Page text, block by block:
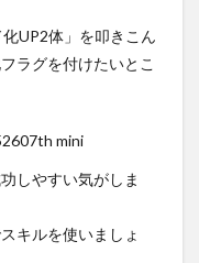
UP2体」を叩きこん
ラグを付けたいとこ
しやすい気がしま
キルを使いましょ